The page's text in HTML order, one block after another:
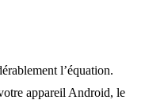
l’équation.
appareil Android, le